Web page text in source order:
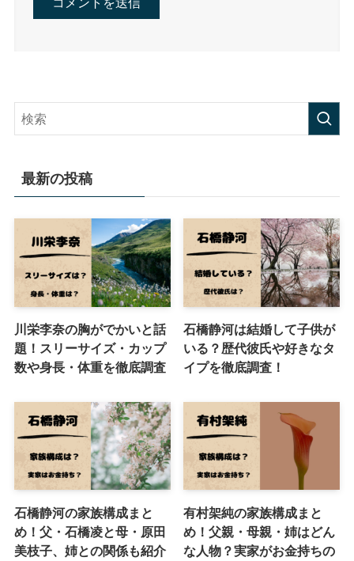
最新の投稿
川栄李奈の胸がでかいと話
題！スリーサイズ・カップ
数や身長・体重を徹底調査
石橋静河は結婚して子供が
いる？歴代彼氏や好きなタ
イプを徹底調査！
石橋静河の家族構成まと
め！父・石橋凌と母・原田
美枝子、姉との関係も紹介
有村架純の家族構成まと
め！父親・母親・姉はどん
な人物？実家がお金持ちの